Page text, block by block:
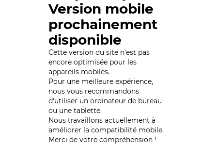
Version mobile
prochainement
disponible
Cette version du site n’est pas
encore optimisée pour les
appareils mobiles.
Pour une meilleure expérience,
nous vous recommandons
d'utiliser un ordinateur de bureau
ou une tablette.
Nous travaillons actuellement à
améliorer la compatibilité mobile.
Merci de votre compréhension !